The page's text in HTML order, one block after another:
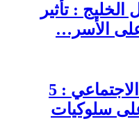
: تأثير
على الأسر…
شبكات التواصل الاجتماعي : 5
سلوكيات